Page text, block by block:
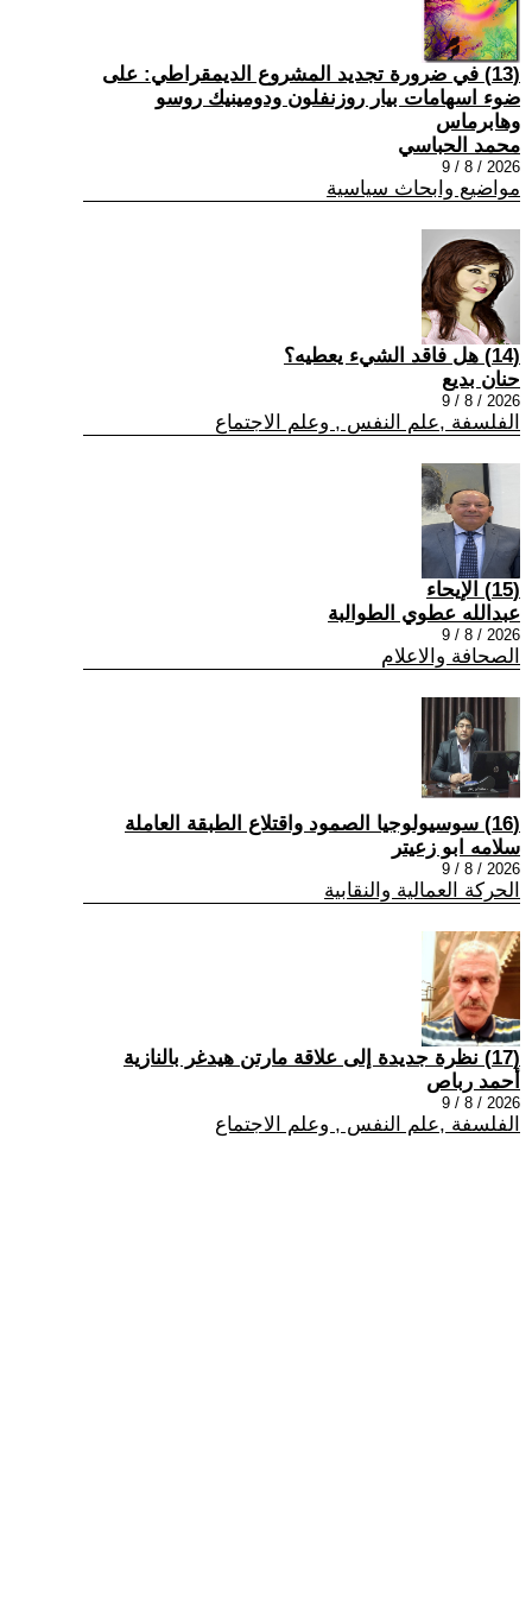
(13) في ضرورة تجديد المشروع الديمقراطي: على
ضوء اسهامات بيار روزنفلون ودومينيك روسو
وهابرماس
محمد الحباسي
2026 / 8 / 9
مواضيع وابحاث سياسية
(14) هل فاقد الشيء يعطيه؟
حنان بديع
2026 / 8 / 9
الفلسفة ,علم النفس , وعلم الاجتماع
(15) الإيحاء
عبدالله عطوي الطوالبة
2026 / 8 / 9
الصحافة والاعلام
(16) سوسيولوجيا الصمود واقتلاع الطبقة العاملة
سلامه ابو زعيتر
2026 / 8 / 9
الحركة العمالية والنقابية
(17) نظرة جديدة إلى علاقة مارتن هيدغر بالنازية
أحمد رباص
2026 / 8 / 9
الفلسفة ,علم النفس , وعلم الاجتماع